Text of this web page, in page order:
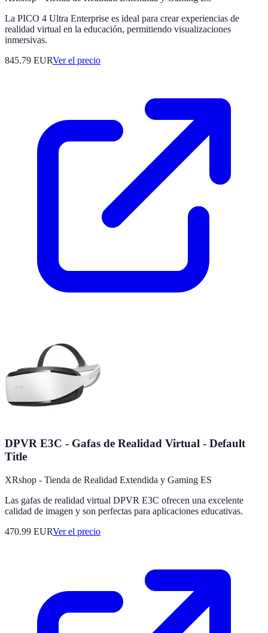
La PICO 4 Ultra Enterprise es ideal para crear experiencias de
realidad virtual en la educación, permitiendo visualizaciones
inmersivas.
845.79 EURVer el precio
DPVR E3C - Gafas de Realidad Virtual - Default
Title
XRshop - Tienda de Realidad Extendida y Gaming ES
Las gafas de realidad virtual DPVR E3C ofrecen una excelente
calidad de imagen y son perfectas para aplicaciones educativas.
470.99 EURVer el precio